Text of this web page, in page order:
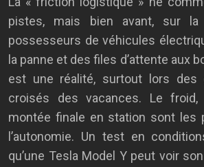
pistes, mais bien avant, sur
possesseurs de véhicules
la panne et des files d’attente aux
est une réalité, surtout lors des
croisés des vacances. Le froid,
montée finale en station sont les
l’autonomie. Un test en
qu’une Tesla Model Y peut voir son